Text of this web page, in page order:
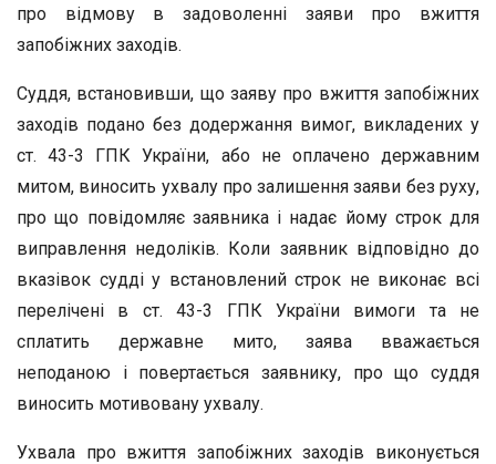
про відмову в задоволенні заяви про вжиття
запобіжних заходів.
Суддя, встановивши, що заяву про вжиття запобіжних
заходів подано без додержання вимог, викладених у
ст. 43-3 ГПК України, або не оплачено державним
митом, виносить ухвалу про залишення заяви без руху,
про що повідомляє заявника і надає йому строк для
виправлення недоліків. Коли заявник відповідно до
вказівок судді у встановлений строк не виконає всі
перелічені в ст. 43-3 ГПК України вимоги та не
сплатить державне мито, заява вважається
неподаною і повертається заявнику, про що суддя
виносить мотивовану ухвалу.
Ухвала про вжиття запобіжних заходів виконується